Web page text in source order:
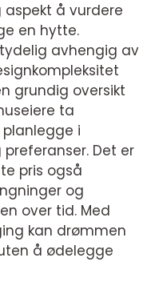
å vurdere
en hytte.
avhengig av
grundig oversikt
ta
i
Det er
pris også
og
over tid. Med
kan drømmen
å ødelegge